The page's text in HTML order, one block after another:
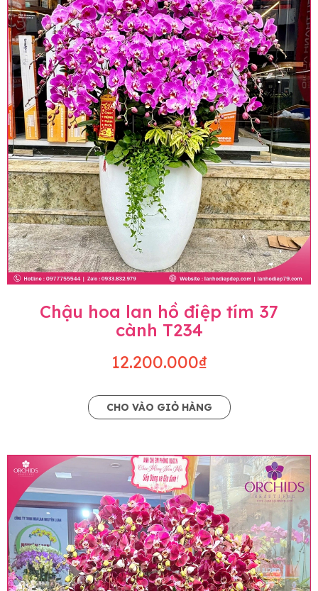
Chậu hoa lan hồ điệp tím 37
cành T234
12.200.000₫
CHO VÀO GIỎ HÀNG